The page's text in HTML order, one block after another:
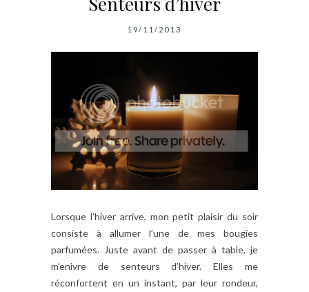
19/11/2013
Lorsque l’hiver arrive, mon petit plaisir du soir
consiste à allumer l’une de mes bougies
parfumées. Juste avant de passer à table, je
m’enivre de senteurs d’hiver. Elles me
réconfortent en un instant, par leur rondeur,